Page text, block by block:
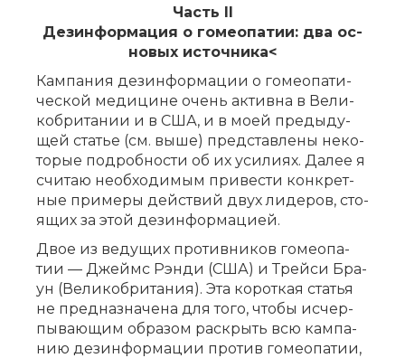
Часть II
Дез­ин­фор­ма­ция о го­мео­па­тии: два ос­
но­вых ис­точ­ни­ка<
Кам­па­ния дез­ин­фор­ма­ции о го­мео­па­ти­
че­ской ме­ди­ци­не очень ак­тив­на в Ве­ли­
ко­бри­та­нии и в США, и в мо­ей преды­ду­
щей ста­тье (см. вы­ше) пред­став­ле­ны не­ко­
то­рые по­дроб­но­сти об их уси­ли­ях. Да­лее я
счи­таю не­об­хо­ди­мым при­ве­сти кон­крет­
ные при­ме­ры дей­ствий двух ли­де­ров, сто­
я­щих за этой дез­ин­фор­ма­ци­ей.
Двое из ве­ду­щих про­тив­ни­ков го­мео­па­
тии — Джеймс Рэн­ди (США) и Трей­си Бра­
ун (Ве­ли­ко­бри­та­ния). Эта ко­рот­кая ста­тья
не пред­на­зна­че­на для то­го, что­бы ис­чер­
пы­ва­ю­щим об­ра­зом рас­крыть всю кам­па­
нию дез­ин­фор­ма­ции про­тив го­мео­па­тии,